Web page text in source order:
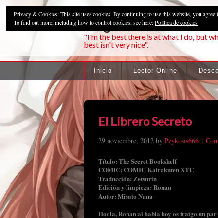
"I'm the best there is at what I do, but
best isn't very nice".
Inicio Lector Online
El Librero Secreto
29 noviembre, 2012 by Pzykosis666 1
Título: The Secret Bookshelf
COMIC: COMIC Kairakuten XTC
Traducción: Zetsurin
Edición y limpieza: Ronan
Autor: Misato Nana
Hoola, Ronan al habla hoy os traigo un
Privacy & Cookies: This site uses cookies. By continuing to use this website, you agree
To find out more, including how to control cookies, see here:Política de cookies